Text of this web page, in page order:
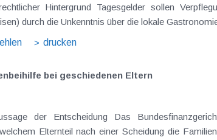
Hintergrund Tagesgelder sollen
durch die Unkenntnis über die lokale
drucken
bei geschiedenen Eltern
der Entscheidung Das
Elternteil nach einer Scheidung die